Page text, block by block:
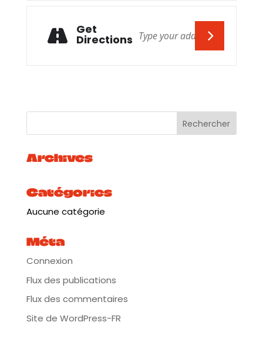
Get
Directions
Archives
Catégories
Aucune catégorie
Méta
Connexion
Flux des publications
Flux des commentaires
Site de WordPress-FR